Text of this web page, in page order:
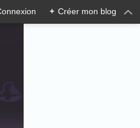
+ Créer mon blog